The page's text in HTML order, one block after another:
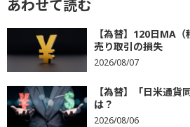
あわせて読む
【為替】120日MA
売り取引の損失
2026/08/07
【為替】「日米通貨
は？
2026/08/06